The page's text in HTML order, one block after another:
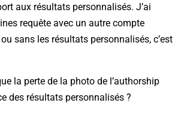
aux résultats personnalisés. J’ai
requête avec un autre compte
sans les résultats personnalisés, c’est
la perte de la photo de l’authorship
des résultats personnalisés ?